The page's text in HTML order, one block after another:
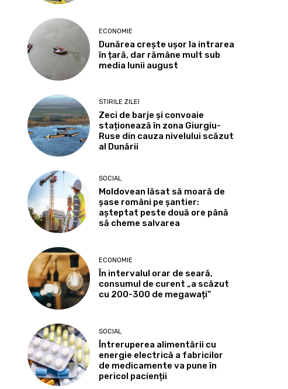
ECONOMIE
Dunărea crește ușor la intrarea
în țară, dar rămâne mult sub
media lunii august
STIRILE ZILEI
Zeci de barje și convoaie
staționează în zona Giurgiu-
Ruse din cauza nivelului scăzut
al Dunării
SOCIAL
Moldovean lăsat să moară de
șase români pe șantier:
așteptat peste două ore până
să cheme salvarea
ECONOMIE
În intervalul orar de seară,
consumul de curent „a scăzut
cu 200-300 de megawați”
SOCIAL
Întreruperea alimentării cu
energie electrică a fabricilor
de medicamente va pune în
pericol pacienții